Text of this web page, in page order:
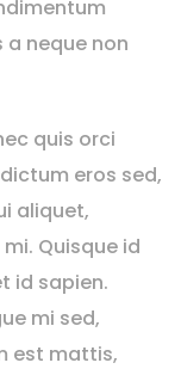
a neque non
quis orci
eros sed,
aliquet,
Quisque id
id sapien.
mi sed,
est mattis,